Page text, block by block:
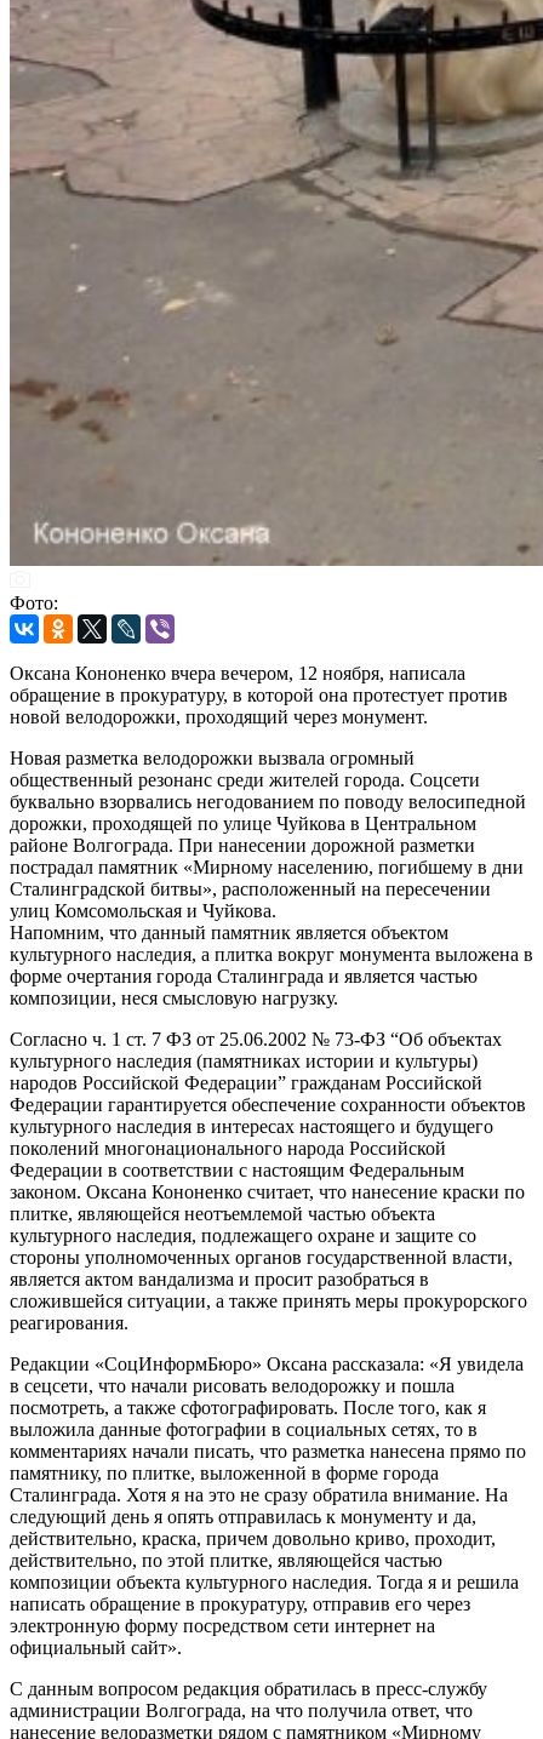
Фото:
Оксана Кононенко вчера вечером, 12 ноября, написала
обращение в прокуратуру, в которой она протестует против
новой велодорожки, проходящий через монумент.
Новая разметка велодорожки вызвала огромный
общественный резонанс среди жителей города. Соцсети
буквально взорвались негодованием по поводу велосипедной
дорожки, проходящей по улице Чуйкова в Центральном
районе Волгограда. При нанесении дорожной разметки
пострадал памятник «Мирному населению, погибшему в дни
Сталинградской битвы», расположенный на пересечении
улиц Комсомольская и Чуйкова.
Напомним, что данный памятник является объектом
культурного наследия, а плитка вокруг монумента выложена в
форме очертания города Сталинграда и является частью
композиции, неся смысловую нагрузку.
Согласно ч. 1 ст. 7 ФЗ от 25.06.2002 № 73-ФЗ “Об объектах
культурного наследия (памятниках истории и культуры)
народов Российской Федерации” гражданам Российской
Федерации гарантируется обеспечение сохранности объектов
культурного наследия в интересах настоящего и будущего
поколений многонационального народа Российской
Федерации в соответствии с настоящим Федеральным
законом. Оксана Кононенко считает, что нанесение краски по
плитке, являющейся неотъемлемой частью объекта
культурного наследия, подлежащего охране и защите со
стороны уполномоченных органов государственной власти,
является актом вандализма и просит разобраться в
сложившейся ситуации, а также принять меры прокурорского
реагирования.
Редакции «СоцИнформБюро» Оксана рассказала: «Я увидела
в сецсети, что начали рисовать велодорожку и пошла
посмотреть, а также сфотографировать. После того, как я
выложила данные фотографии в социальных сетях, то в
комментариях начали писать, что разметка нанесена прямо по
памятнику, по плитке, выложенной в форме города
Сталинграда. Хотя я на это не сразу обратила внимание. На
следующий день я опять отправилась к монументу и да,
действительно, краска, причем довольно криво, проходит,
действительно, по этой плитке, являющейся частью
композиции объекта культурного наследия. Тогда я и решила
написать обращение в прокуратуру, отправив его через
электронную форму посредством сети интернет на
официальный сайт».
С данным вопросом редакция обратилась в пресс-службу
администрации Волгограда, на что получила ответ, что
нанесение велоразметки рядом с памятником «Мирному